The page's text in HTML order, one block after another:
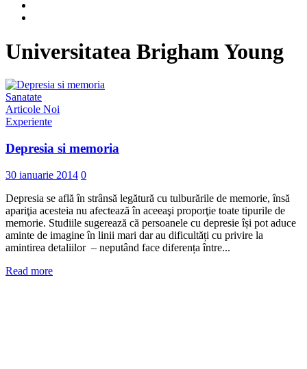
Universitatea Brigham Young
Sanatate
Articole Noi
Experiente
Depresia si memoria
30 ianuarie 2014 0
Depresia se află în strânsă legătură cu tulburările de memorie, însă
apariţia acesteia nu afectează în aceeaşi proporţie toate tipurile de
memorie. Studiile sugerează că persoanele cu depresie își pot aduce
aminte de imagine în linii mari dar au dificultăți cu privire la
amintirea detaliilor – neputând face diferența între...
Read more